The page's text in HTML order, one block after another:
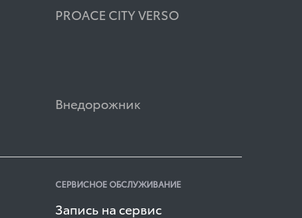
PROACE CITY VERSO
Внедорожник
СЕРВИСНОЕ ОБСЛУЖИВАНИЕ
Запись на сервис